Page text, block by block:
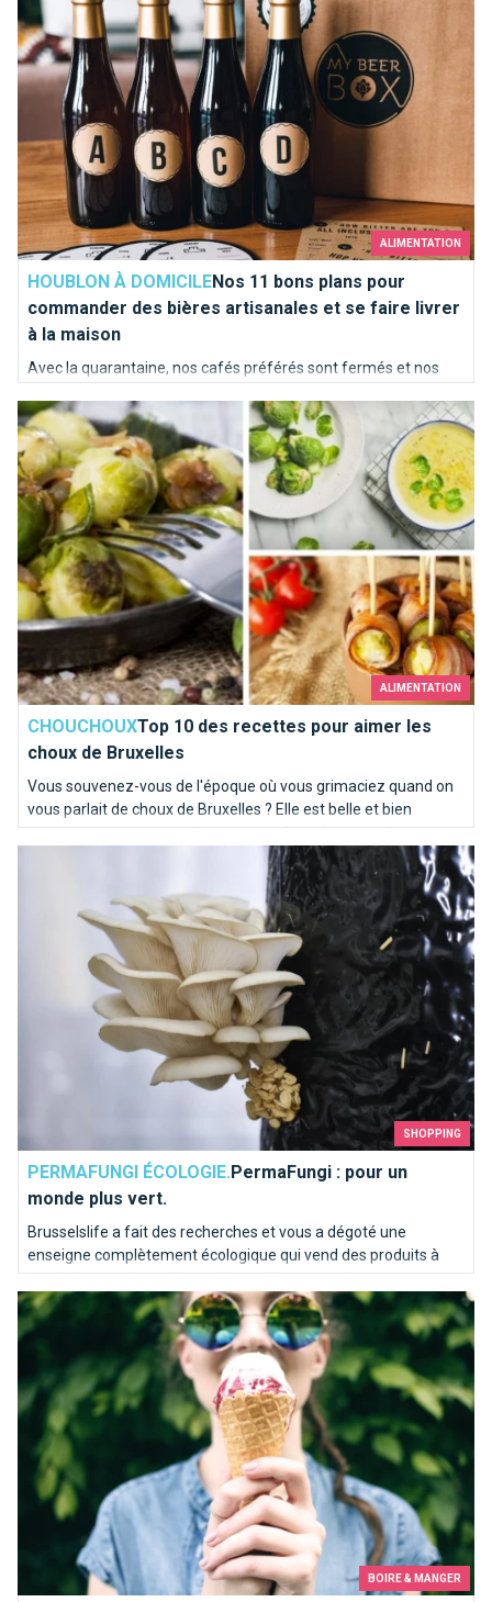
ALIMENTATION
HOUBLON À DOMICILENos 11 bons plans pour
commander des bières artisanales et se faire livrer
à la maison
Avec la quarantaine, nos cafés préférés sont fermés et nos
Belgique, tout problème a sa solution : commander on-line
auprès des brasseries locales et se faire livrer à la maison !
ALIMENTATION
CHOUCHOUXTop 10 des recettes pour aimer les
choux de Bruxelles
Vous souvenez-vous de l'époque où vous grimaciez quand on
vous parlait de choux de Bruxelles ? Elle est belle et bien
révolue pour la plupart d'entre vous ! Chez Brusselslife, ces
recettes nous mettent déjà l'eau à la bouche !
Top 10 des recettes pour aimer les choux de Bruxelles
SHOPPING
PERMAFUNGI ÉCOLOGIE.PermaFungi : pour un
monde plus vert.
Brusselslife a fait des recherches et vous a dégoté une
enseigne complètement écologique qui vend des produits à
partir de marc de café recyclé pour respecter la nature au
quotidien. La circularité et les champignons sont leur dada !
PermaFungi : pour un monde plus vert.
BOIRE & MANGER
Où manger une bonne glace à Bruxelles ?